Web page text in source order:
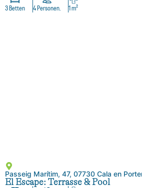
3 Betten 4 Personen. 1 m²
Passeig Marítim, 47, 07730 Cala en
El Escape: Terrasse & Pool